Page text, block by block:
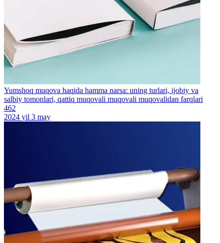
Yumshoq muqova haqida hamma narsa: uning turlari, ijobiy va
salbiy tomonlari, qattiq muqovali muqovali muqovalidan farqlari
462
2024 yil 3 may